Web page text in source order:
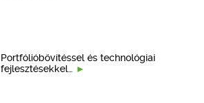
Portfólióbővítéssel és technológiai
fejlesztésekkel…